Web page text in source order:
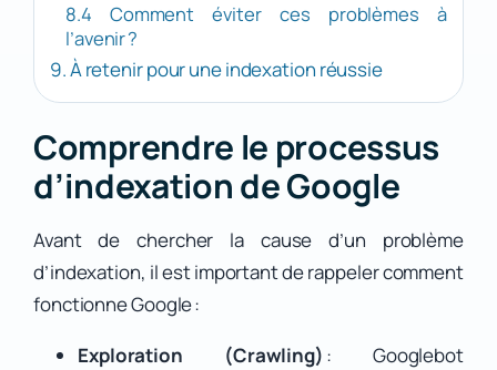
8.4 Comment éviter ces problèmes à
l’avenir ?
9. À retenir pour une indexation réussie
Comprendre le processus
d’indexation de Google
Avant de chercher la cause d’un problème
d’indexation, il est important de rappeler comment
fonctionne Google :
Exploration (Crawling) : Googlebot